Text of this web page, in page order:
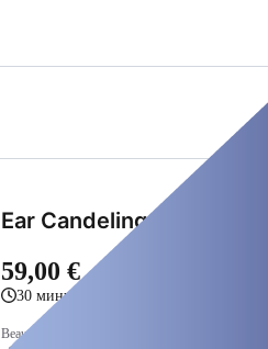
Ear Candeling
59,00 €
30 минути
Beauticians